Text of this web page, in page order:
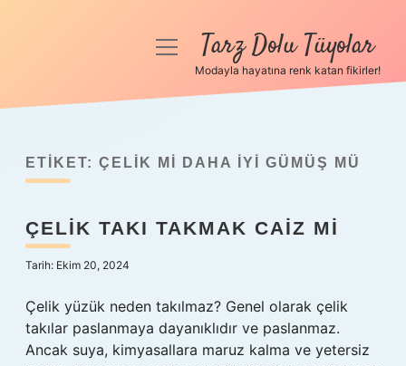
Anasayfa
Yasal Uyarı
Hakkımızda
menüyüTarz Dolu Tüyolar
Modayla hayatına renk katan fikirler!
ETIKET: ÇELIK MI DAHA IYI GÜMÜŞ MÜ
ÇELIK TAKI TAKMAK CAIZ MI
Tarih: Ekim 20, 2024
Çelik yüzük neden takılmaz? Genel olarak çelik
takılar paslanmaya dayanıklıdır ve paslanmaz.
Ancak suya, kimyasallara maruz kalma ve yetersiz